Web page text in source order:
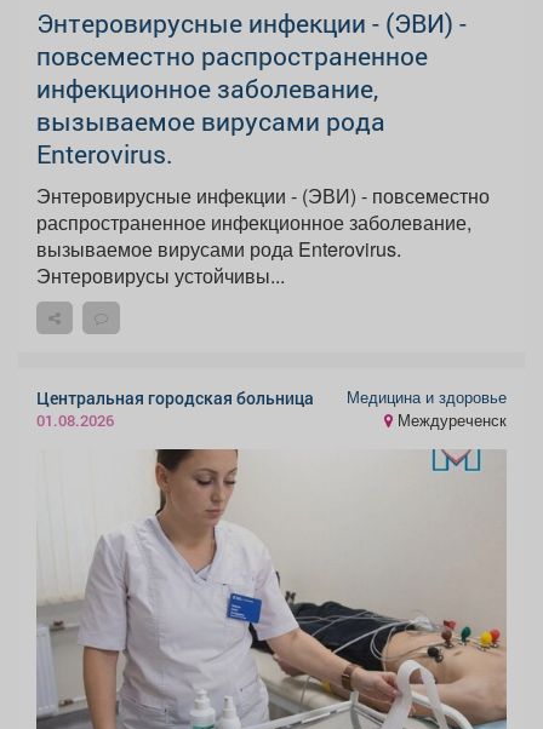
Энтеровирусные инфекции - (ЭВИ) -
повсеместно распространенное
инфекционное заболевание,
вызываемое вирусами рода
Enterovirus.
Энтеровирусные инфекции - (ЭВИ) - повсеместно
распространенное инфекционное заболевание,
вызываемое вирусами рода Enterovirus.
Энтеровирусы устойчивы...
Центральная городская больница
01.08.2026
Медицина и здоровье
Междуреченск